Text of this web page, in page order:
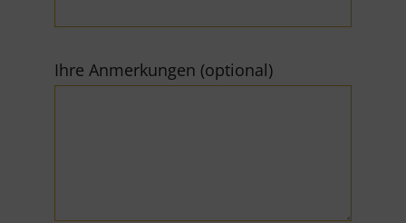
Ihre Anmerkungen (optional)